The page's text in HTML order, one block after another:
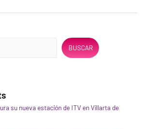
BUSCAR
su nueva estación de ITV en Villarta de